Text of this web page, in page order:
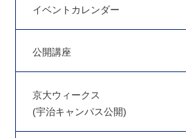
イベントカレンダー
公開講座
京大ウィークス
(宇治キャンパス公開)